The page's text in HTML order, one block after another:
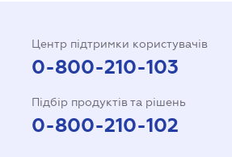
Центр підтримки користувачів
0-800-210-103
Підбір продуктів та рішень
0-800-210-102